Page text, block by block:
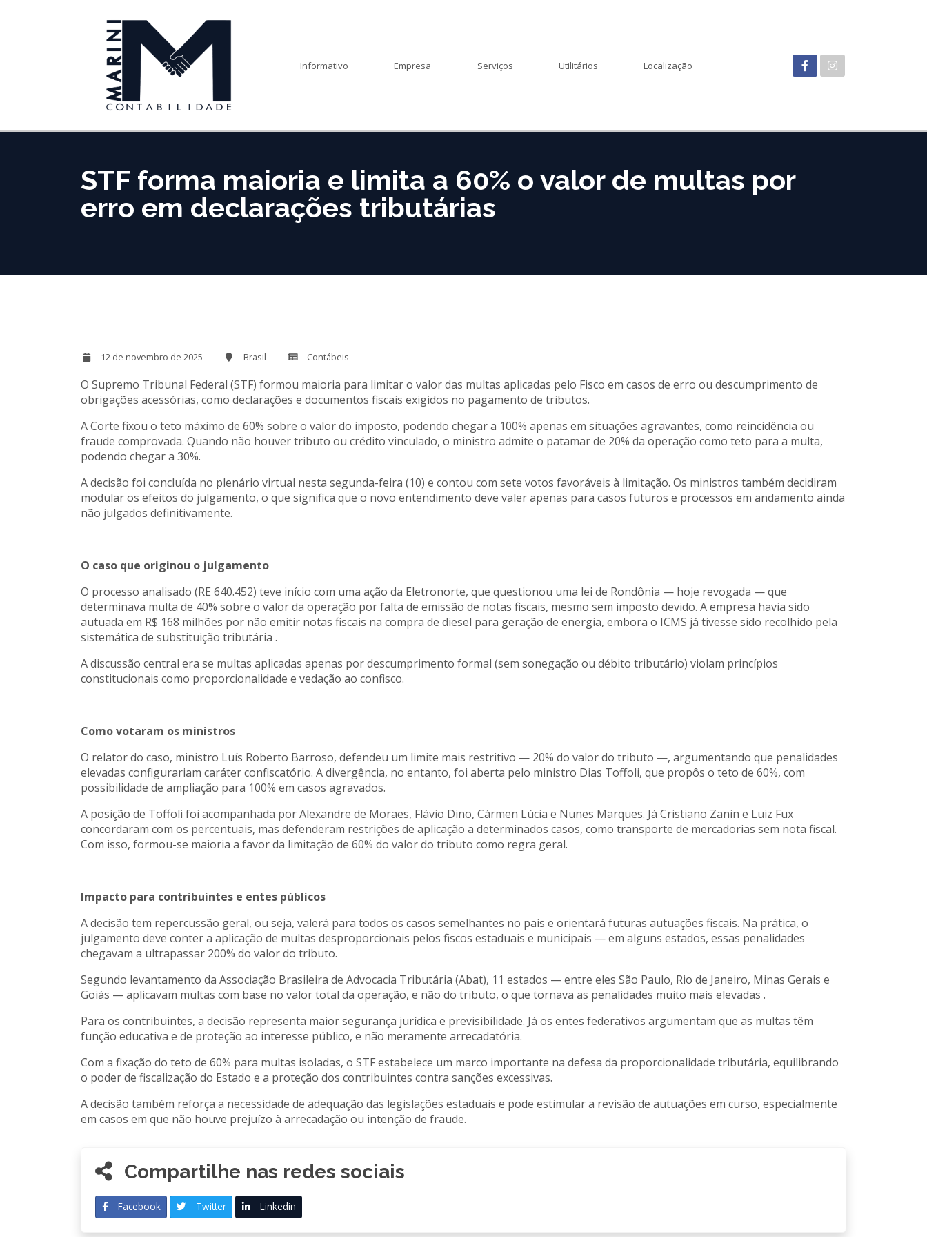
Informativo Empresa Serviços Utilitários Localização
STF forma maioria e limita a 60% o valor de multas por
erro em declarações tributárias
12 de novembro de 2025 Brasil Contábeis
O Supremo Tribunal Federal (STF) formou maioria para limitar o valor das multas aplicadas pelo Fisco em casos de erro ou descumprimento de
obrigações acessórias, como declarações e documentos fiscais exigidos no pagamento de tributos.
A Corte fixou o teto máximo de 60% sobre o valor do imposto, podendo chegar a 100% apenas em situações agravantes, como reincidência ou
fraude comprovada. Quando não houver tributo ou crédito vinculado, o ministro admite o patamar de 20% da operação como teto para a multa,
podendo chegar a 30%.
A decisão foi concluída no plenário virtual nesta segunda-feira (10) e contou com sete votos favoráveis à limitação. Os ministros também decidiram
modular os efeitos do julgamento, o que significa que o novo entendimento deve valer apenas para casos futuros e processos em andamento ainda
não julgados definitivamente.
O caso que originou o julgamento
O processo analisado (RE 640.452) teve início com uma ação da Eletronorte, que questionou uma lei de Rondônia — hoje revogada — que
determinava multa de 40% sobre o valor da operação por falta de emissão de notas fiscais, mesmo sem imposto devido. A empresa havia sido
autuada em R$ 168 milhões por não emitir notas fiscais na compra de diesel para geração de energia, embora o ICMS já tivesse sido recolhido pela
sistemática de substituição tributária .
A discussão central era se multas aplicadas apenas por descumprimento formal (sem sonegação ou débito tributário) violam princípios
constitucionais como proporcionalidade e vedação ao confisco.
Como votaram os ministros
O relator do caso, ministro Luís Roberto Barroso, defendeu um limite mais restritivo — 20% do valor do tributo —, argumentando que penalidades
elevadas configurariam caráter confiscatório. A divergência, no entanto, foi aberta pelo ministro Dias Toffoli, que propôs o teto de 60%, com
possibilidade de ampliação para 100% em casos agravados.
A posição de Toffoli foi acompanhada por Alexandre de Moraes, Flávio Dino, Cármen Lúcia e Nunes Marques. Já Cristiano Zanin e Luiz Fux
concordaram com os percentuais, mas defenderam restrições de aplicação a determinados casos, como transporte de mercadorias sem nota fiscal.
Com isso, formou-se maioria a favor da limitação de 60% do valor do tributo como regra geral.
Impacto para contribuintes e entes públicos
A decisão tem repercussão geral, ou seja, valerá para todos os casos semelhantes no país e orientará futuras autuações fiscais. Na prática, o
julgamento deve conter a aplicação de multas desproporcionais pelos fiscos estaduais e municipais — em alguns estados, essas penalidades
chegavam a ultrapassar 200% do valor do tributo.
Segundo levantamento da Associação Brasileira de Advocacia Tributária (Abat), 11 estados — entre eles São Paulo, Rio de Janeiro, Minas Gerais e
Goiás — aplicavam multas com base no valor total da operação, e não do tributo, o que tornava as penalidades muito mais elevadas .
Para os contribuintes, a decisão representa maior segurança jurídica e previsibilidade. Já os entes federativos argumentam que as multas têm
função educativa e de proteção ao interesse público, e não meramente arrecadatória.
Com a fixação do teto de 60% para multas isoladas, o STF estabelece um marco importante na defesa da proporcionalidade tributária, equilibrando
o poder de fiscalização do Estado e a proteção dos contribuintes contra sanções excessivas.
A decisão também reforça a necessidade de adequação das legislações estaduais e pode estimular a revisão de autuações em curso, especialmente
em casos em que não houve prejuízo à arrecadação ou intenção de fraude.
Compartilhe nas redes sociais
Facebook Twitter Linkedin